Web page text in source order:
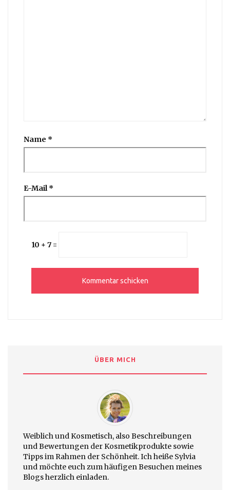
Name *
E-Mail*
10 + 7 =
ÜBER MICH
Weiblich und Kosmetisch, also Beschreibungen
und Bewertungen der Kosmetikprodukte sowie
Tipps im Rahmen der Schönheit. Ich heiße Sylvia
und möchte euch zum häufigen Besuchen meines
Blogs herzlich einladen.